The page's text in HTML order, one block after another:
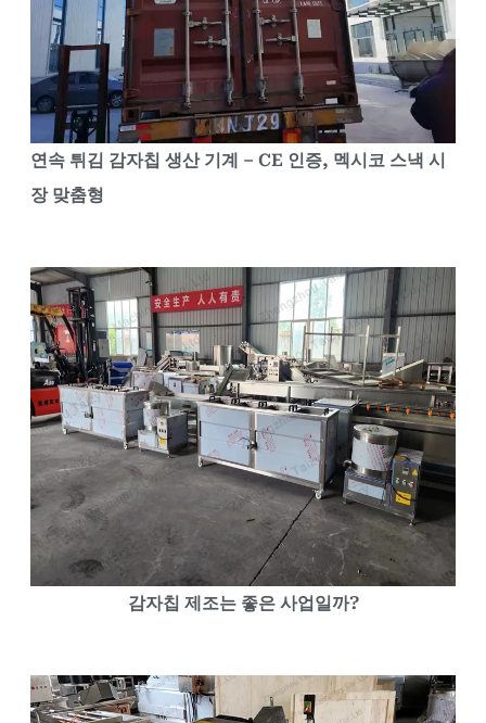
연속 튀김 감자칩 생산 기계 – CE 인증, 멕시코 스낵 시
장 맞춤형
감자칩 제조는 좋은 사업일까?